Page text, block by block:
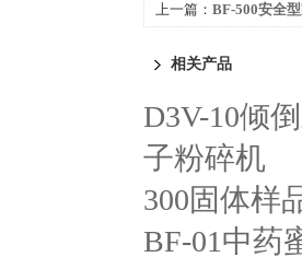
上一篇： BF-500安全
相关产品
D3V-10倾
子粉碎机
300固体样
BF-01中药